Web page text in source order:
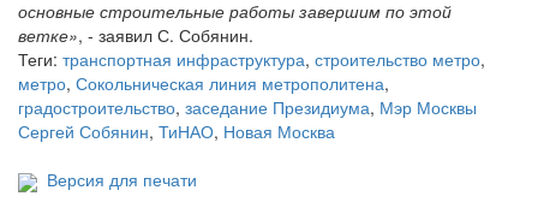
основные строительные работы завершим по этой
ветке», - заявил С. Собянин.
Теги: транспортная инфраструктура, строительство метро,
метро, Сокольническая линия метрополитена,
градостроительство, заседание Президиума, Мэр Москвы
Сергей Собянин, ТиНАО, Новая Москва
Версия для печати